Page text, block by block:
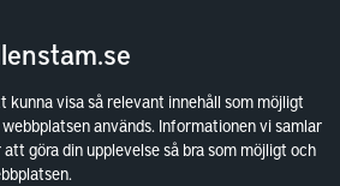
visa så relevant innehåll som möjligt
används. Informationen vi samlar
göra din upplevelse så bra som möjligt och
rapporter
fakturamottagare
Våra fastigheter
Hållbarhet